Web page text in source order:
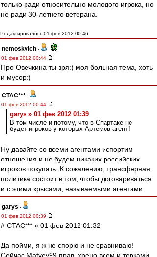
только ради относительно молодого игрока, но
не ради 30-летнего ветерана.
Редактировалось 01 фев 2012 00:46
nemoskvich -
01 фев 2012 00:44
Про Овечкина ты зря:) моя больная тема, хоть
и мусор:)
CTAC*** -
01 фев 2012 00:44
garys » 01 фев 2012 01:39
В том числе и потому, что в Спартаке не
будет игроков у которых Артемов агент!
Ну давайте со всеми агентами испортим
отношения и не будем никаких российских
игроков покупать. К сожалению, трансферная
политика состоит в том, чтобы договариваться
и с этими крысами, называемыми агентами.
garys -
01 фев 2012 00:39
# CTAC*** » 01 фев 2012 01:32
Да пойми, я ж не спорю и не сравниваю!
Сейчас Matvey99 прав, хрено всем и терками